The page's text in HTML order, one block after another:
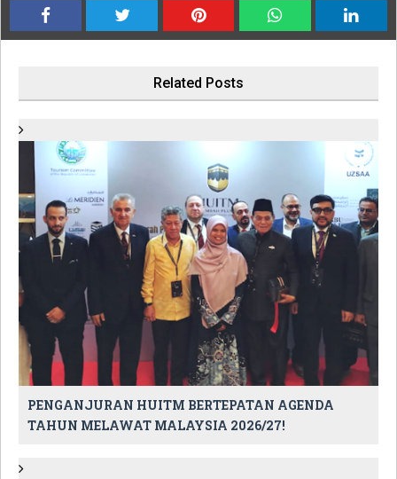
Related Posts
PENGANJURAN HUITM BERTEPATAN AGENDA
TAHUN MELAWAT MALAYSIA 2026/27!